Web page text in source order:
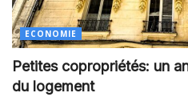
ECONOMIE
Petites copropriétés: un
du logement